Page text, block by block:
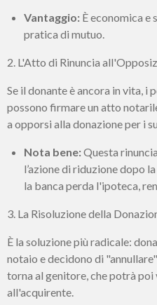
Vantaggio: È economica e
pratica di mutuo.
2. L'Atto di Rinuncia
Se il donante è ancora in vita,
possono firmare un atto
a opporsi alla donazione per i
Nota bene:Questa
l’azione di riduzione dopo
la banca perda l'ipoteca,
3. La Risoluzione della
È la soluzione più radicale:
notaio e decidono di
torna al genitore, che potrà
all'acquirente.